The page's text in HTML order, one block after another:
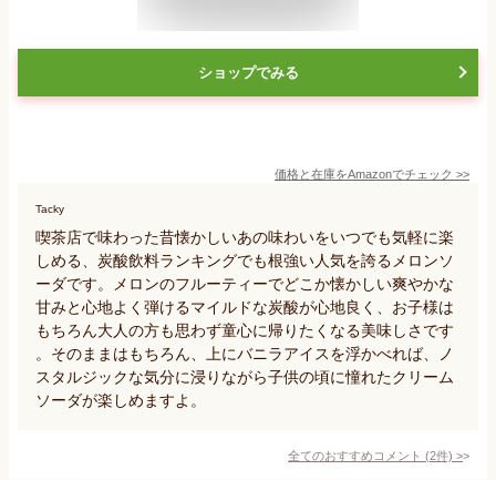
ショップでみる
価格と在庫をAmazonでチェック >>
Tacky
喫茶店で味わった昔懐かしいあの味わいをいつでも気軽に楽
しめる、炭酸飲料ランキングでも根強い人気を誇るメロンソ
ーダです。メロンのフルーティーでどこか懐かしい爽やかな
甘みと心地よく弾けるマイルドな炭酸が心地良く、お子様は
もちろん大人の方も思わず童心に帰りたくなる美味しさです
。そのままはもちろん、上にバニラアイスを浮かべれば、ノ
スタルジックな気分に浸りながら子供の頃に憧れたクリーム
ソーダが楽しめますよ。
全てのおすすめコメント (2件) >